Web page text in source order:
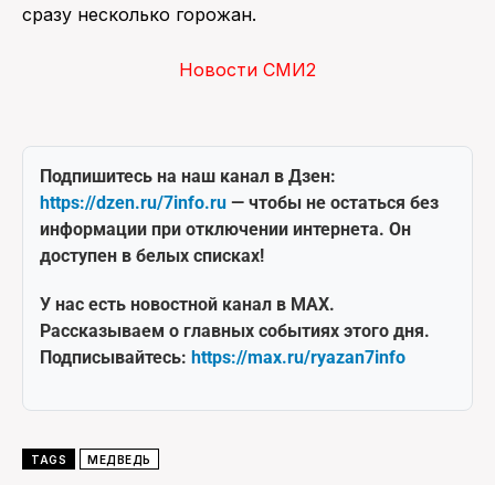
сразу несколько горожан.
Новости СМИ2
Подпишитесь на наш канал в Дзен:
https://dzen.ru/7info.ru — чтобы не остаться без
информации при отключении интернета. Он
доступен в белых списках!
У нас есть новостной канал в MAX.
Рассказываем о главных событиях этого дня.
Подписывайтесь: https://max.ru/ryazan7info
TAGS МЕДВЕДЬ